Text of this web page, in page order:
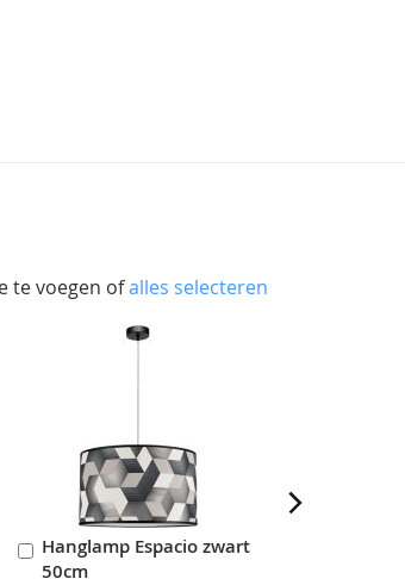
te voegen ofalles selecteren
Hanglamp Espacio zwart
50cm
In